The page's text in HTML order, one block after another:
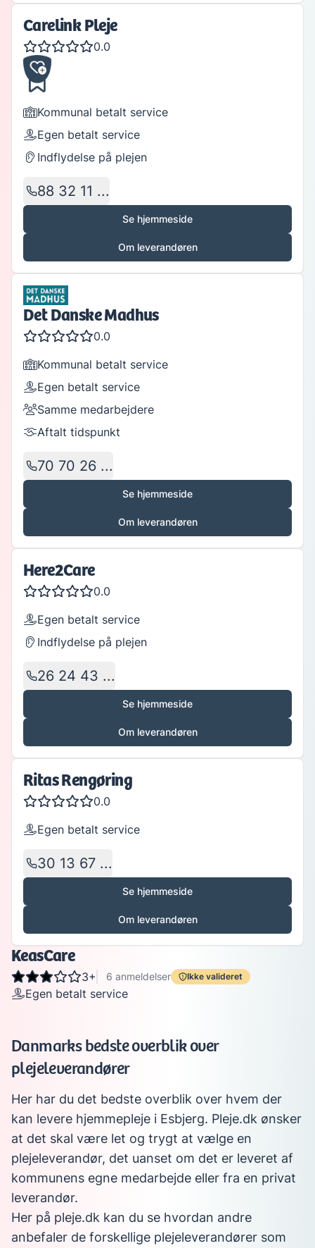
Carelink Pleje
0.0
88 32 11 ...
Se hjemmeside
Om leverandøren
Kommunal betalt service
Egen betalt service
Indflydelse på plejen
Det Danske Madhus
0.0
70 70 26 ...
Se hjemmeside
Om leverandøren
Kommunal betalt service
Egen betalt service
Samme medarbejdere
Aftalt tidspunkt
Here2Care
0.0
26 24 43 ...
Se hjemmeside
Om leverandøren
Egen betalt service
Indflydelse på plejen
Ritas Rengøring
0.0
30 13 67 ...
Se hjemmeside
Om leverandøren
Egen betalt service
KeasCare
3+ 6 anmeldelser Ikke valideret
Egen betalt service
Danmarks bedste overblik over
plejeleverandører
Her har du det bedste overblik over hvem der
kan levere hjemmepleje i Esbjerg. Pleje.dk ønsker
at det skal være let og trygt at vælge en
plejeleverandør, det uanset om det er leveret af
kommunens egne medarbejde eller fra en privat
leverandør.
Her på pleje.dk kan du se hvordan andre
anbefaler de forskellige plejeleverandører som